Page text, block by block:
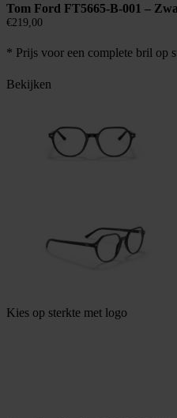
Tom Ford FT5665-B-001 –
€219,00
* Prijs voor een complete bril op
Bekijken
Kies op sterkte met logo